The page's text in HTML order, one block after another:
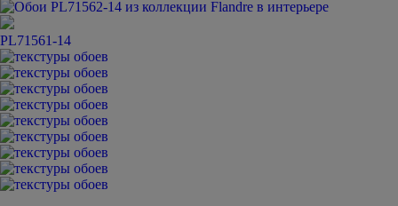
PL71561-14